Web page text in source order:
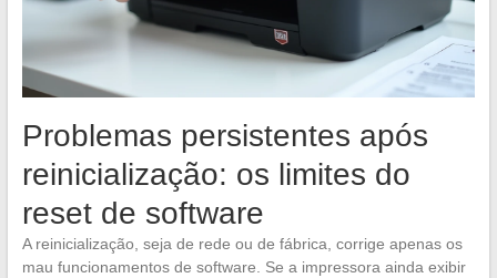
Problemas persistentes após
reinicialização: os limites do
reset de software
A reinicialização, seja de rede ou de fábrica, corrige apenas os
mau funcionamentos de software. Se a impressora ainda exibir